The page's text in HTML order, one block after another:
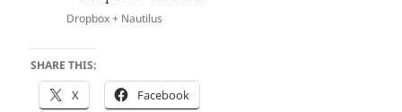
Dropbox + Nautilus
SHARE THIS:
X Facebook